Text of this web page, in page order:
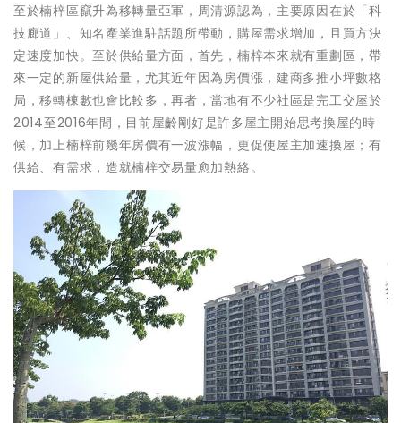
至於楠梓區竄升為移轉量亞軍，周清源認為，主要原因在於「科
技廊道」、知名產業進駐話題所帶動，購屋需求增加，且買方決
定速度加快。至於供給量方面，首先，楠梓本來就有重劃區，帶
來一定的新屋供給量，尤其近年因為房價漲，建商多推小坪數格
局，移轉棟數也會比較多，再者，當地有不少社區是完工交屋於
2014至2016年間，目前屋齡剛好是許多屋主開始思考換屋的時
候，加上楠梓前幾年房價有一波漲幅，更促使屋主加速換屋；有
供給、有需求，造就楠梓交易量愈加熱絡。